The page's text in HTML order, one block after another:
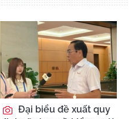
Đại biểu đề xuất quy